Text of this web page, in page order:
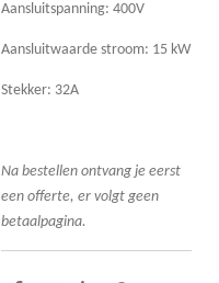
Aansluitspanning: 400V
Aansluitwaarde stroom: 15 kW
Stekker: 32A
Na bestellen ontvang je eerst
een offerte, er volgt geen
betaalpagina.